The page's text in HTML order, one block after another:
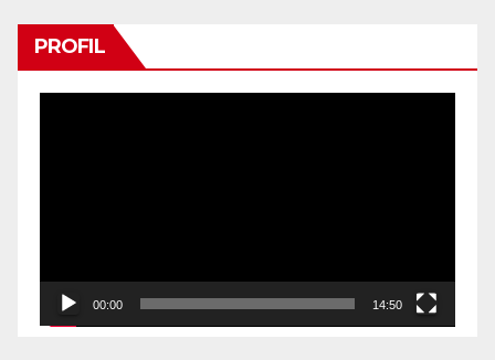
PROFIL
00:00 14:50